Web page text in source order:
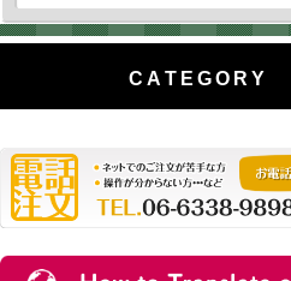
CATEGORY
特選中古車
対象商品